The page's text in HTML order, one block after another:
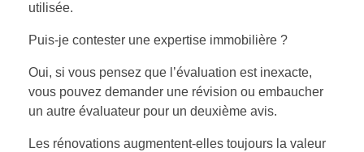
utilisée.
Puis-je contester une expertise immobilière ?
Oui, si vous pensez que l’évaluation est inexacte,
vous pouvez demander une révision ou embaucher
un autre évaluateur pour un deuxième avis.
Les rénovations augmentent-elles toujours la valeur